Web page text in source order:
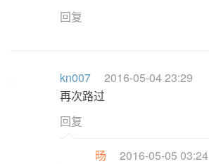
回复
kn007
2016-05-04 23:29
再次路过
回复
旸
2016-05-05 03:24